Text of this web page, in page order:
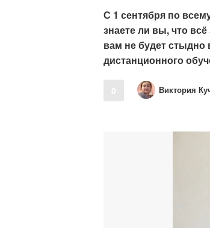
С 1 сентября по
знаете ли вы, что
вам не будет
дистанционного
0 Виктория